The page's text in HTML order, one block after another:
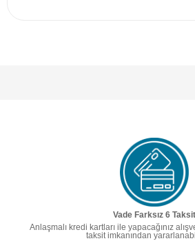
Vade Farksız 6 Taksit
Anlaşmalı kredi kartları ile yapacağınız
taksit imkanından